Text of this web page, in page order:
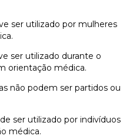
ser utilizado por mulheres
ser utilizado durante o
orientação médica.
não podem ser partidos ou
ser utilizado por indivíduos
médica.